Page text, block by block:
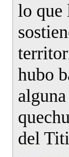
lo que
hubo
del